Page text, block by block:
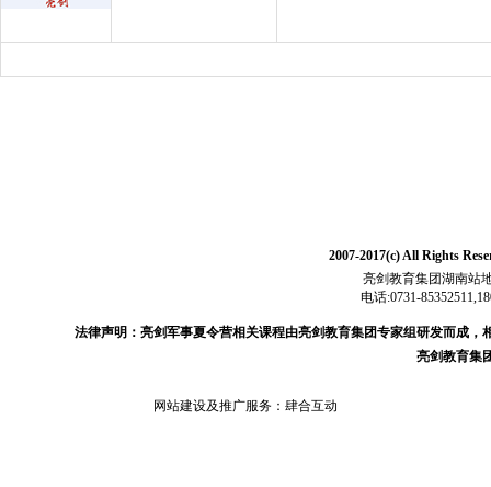
2007-2017(c) All Rights
亮剑教育集团湖南站
电话:0731-
法律声明：亮剑军事夏令营相关课程由亮剑教育集团专家组研发而成
亮剑教育集
网站建设及推广服务： 肆合互动